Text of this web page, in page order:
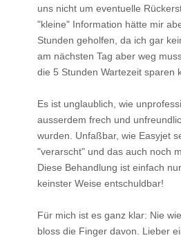
uns nicht um eventuelle
"kleine" Information hätte mir
Stunden geholfen, da ich gar
am nächsten Tag aber weg
die 5 Stunden Wartezeit sparen
Es ist unglaublich, wie
ausserdem frech und
wurden. Unfaßbar, wie Easyjet
"verarscht" und das auch noch
Diese Behandlung ist einfach
keinster Weise entschuldbar!
Für mich ist es ganz klar: Nie
bloss die Finger davon. Lieber